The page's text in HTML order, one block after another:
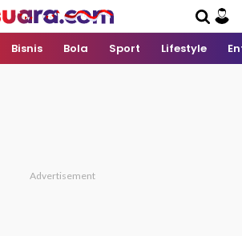
Bisnis Bola Sport Lifestyle